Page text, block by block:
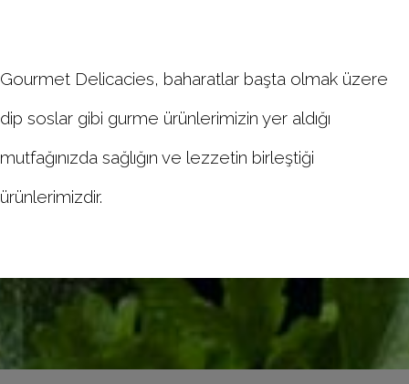
Gourmet Delicacies, baharatlar başta olmak üzere
dip soslar gibi gurme ürünlerimizin yer aldığı
mutfağınızda sağlığın ve lezzetin birleştiği
ürünlerimizdir.